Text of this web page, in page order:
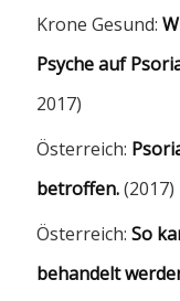
Krone Gesund:
Psyche auf
2017)
Österreich:
betroffen.(2017)
Österreich:So
behandelt